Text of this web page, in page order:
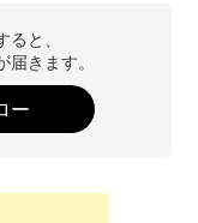
と、
きます。
ー